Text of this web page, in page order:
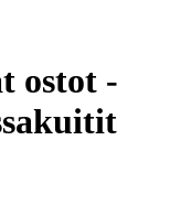
ostot -